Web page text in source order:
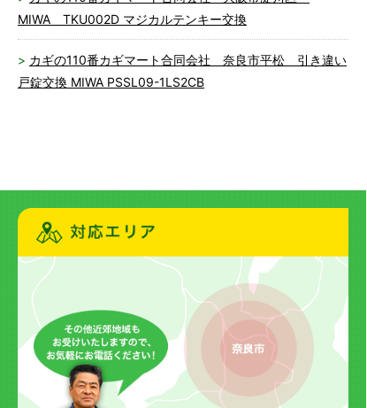
MIWA TKU002D マジカルテンキー交換
カギの110番カギマート合同会社 奈良市平松 引き違い
戸錠交換 MIWA PSSL09-1LS2CB